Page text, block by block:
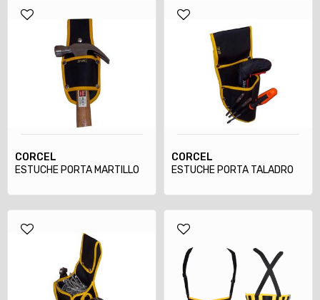
CORCEL
ESTUCHE PORTA MARTILLO
CORCEL
ESTUCHE PORTA TALADRO